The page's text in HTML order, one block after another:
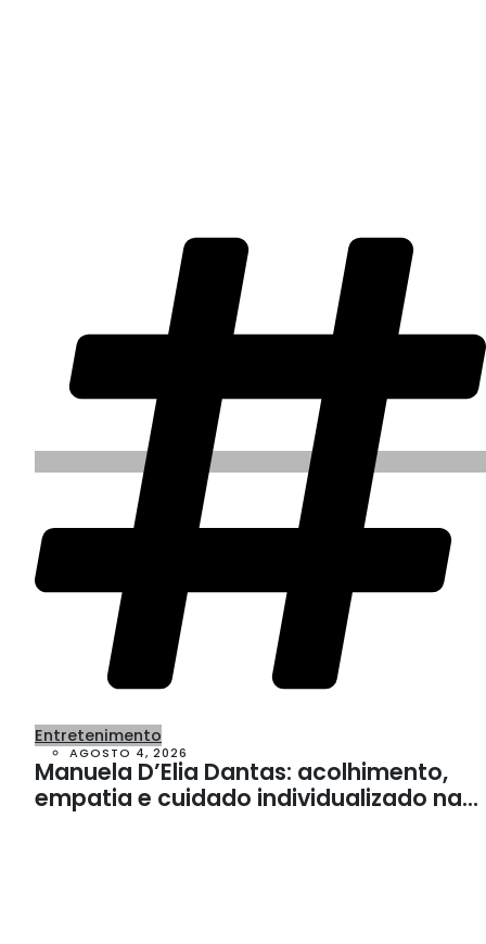
Entretenimento
AGOSTO 4, 2026
Manuela D’Elia Dantas: acolhimento,
empatia e cuidado individualizado na